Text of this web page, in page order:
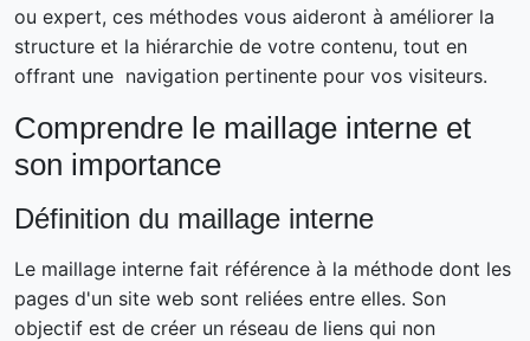
ou expert, ces méthodes vous aideront à améliorer la
structure et la hiérarchie de votre contenu, tout en
offrant une navigation pertinente pour vos visiteurs.
Comprendre le maillage interne et
son importance
Définition du maillage interne
Le maillage interne fait référence à la méthode dont les
pages d'un site web sont reliées entre elles. Son
objectif est de créer un réseau de liens qui non